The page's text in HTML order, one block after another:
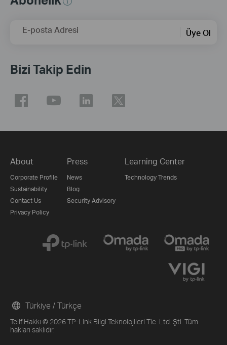
E-posta Adresi Üye Ol
Bizi Takip Edin
About
Corporate Profile
Sustainability
Contact Us
Privacy Policy
Press
News
Blog
Security Advisory
Learning Center
Technology Trends
Telif Hakkı © 2026 TP-Link Bilgi Teknolojileri Tic. Ltd. Şti. Tüm
hakları saklıdır.
Türkiye / Türkçe